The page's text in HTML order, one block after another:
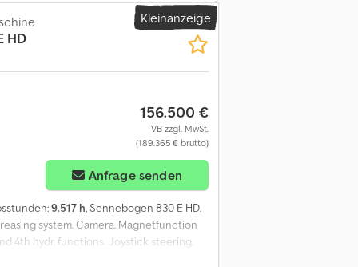
Kleinanzeige
HD
156.500 €
VB zzgl. MwSt.
(189.365 € brutto)
Anfrage senden
9.517 h, Sennebogen 830 E HD.
system. Camera. Magnetfunction
4th hydr. functions. Joystick steering.
16.00-25. German Machine! ID NR: 91.